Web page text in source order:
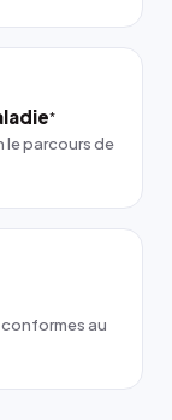
*
le parcours de
conformes au